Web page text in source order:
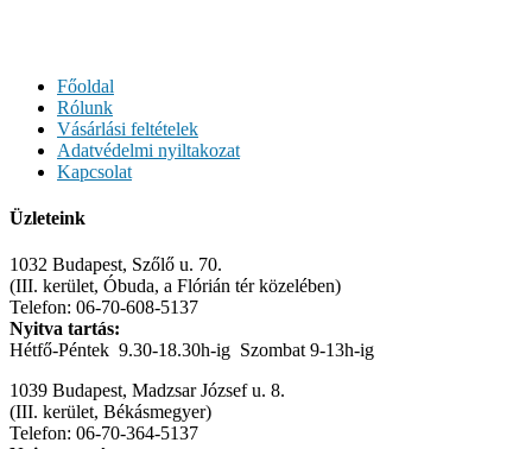
Főoldal
Rólunk
Vásárlási feltételek
Adatvédelmi nyiltakozat
Kapcsolat
Üzleteink
1032 Budapest, Szőlő u. 70.
(III. kerület, Óbuda, a Flórián tér közelében)
Telefon: 06-70-608-5137
Nyitva tartás:
Hétfő-Péntek 9.30-18.30h-ig Szombat 9-13h-ig
1039 Budapest, Madzsar József u. 8.
(III. kerület, Békásmegyer)
Telefon: 06-70-364-5137